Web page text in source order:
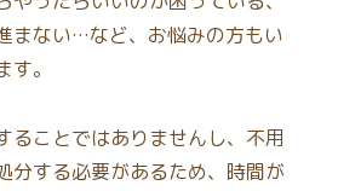
まない…など、お悩みの方もい
。
ることではありませんし、不用
分する必要があるため、時間が